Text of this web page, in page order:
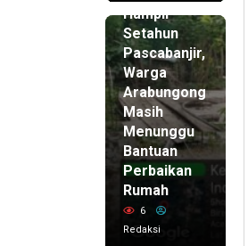
Hampir
Setahun
Pascabanjir,
Warga
Arabungong
Masih
Menunggu
Bantuan
Perbaikan
Rumah
6
Redaksi